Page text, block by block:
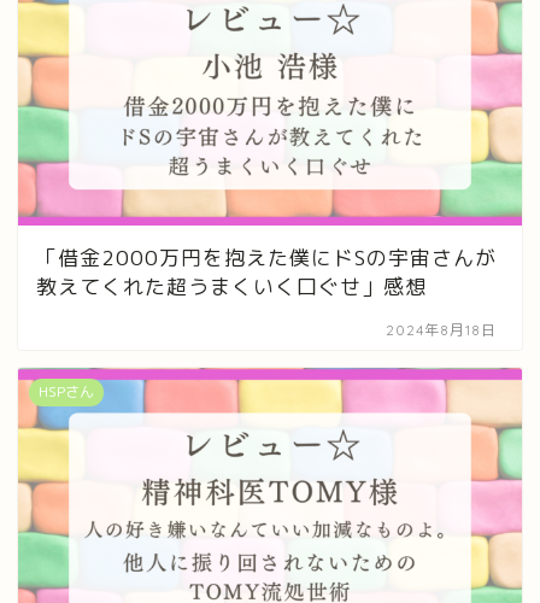
「借金2000万円を抱えた僕にドSの宇宙さんが
教えてくれた超うまくいく口ぐせ」感想
2024年8月18日
HSPさん